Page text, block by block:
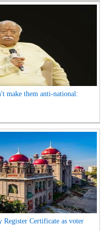
make them anti-national:
Register Certificate as voter